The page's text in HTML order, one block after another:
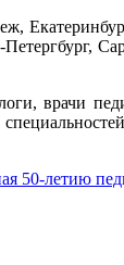
врачи
50-летию